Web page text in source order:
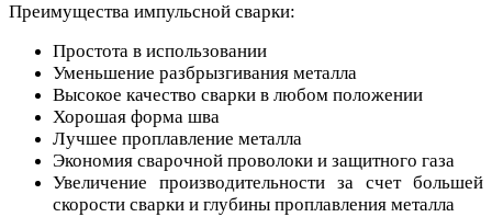
Преимущества импульсной сварки:
Простота в использовании
Уменьшение разбрызгивания металла
Высокое качество сварки в любом положении
Хорошая форма шва
Лучшее проплавление металла
Экономия сварочной проволоки и защитного газа
Увеличение производительности за счет большей
скорости сварки и глубины проплавления металла